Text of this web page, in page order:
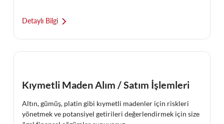
Detaylı Bilgi
Kıymetli Maden Alım / Satım İşlemleri
Altın, gümüş, platin gibi kıymetli madenler için riskleri
yönetmek ve potansiyel getirileri değerlendirmek için size